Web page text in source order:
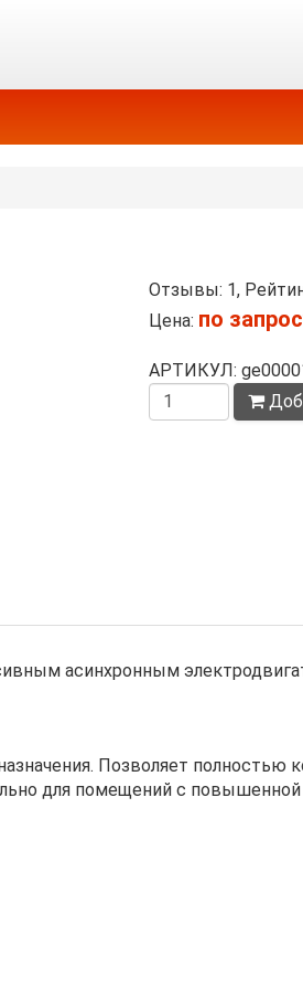
Отзывы: 1,
Цена: по
АРТИКУЛ:
Количество
асинхронным
Позволяет полностью
для помещений с